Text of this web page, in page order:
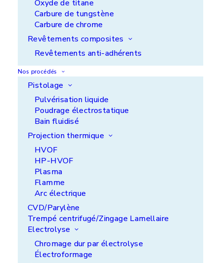
Oxyde de titane
Carbure de tungstène
Carbure de chrome
Revêtements composites
Revêtements anti-adhérents
Nos procédés
Pistolage
Pulvérisation liquide
Poudrage électrostatique
Bain fluidisé
Projection thermique
HVOF
HP-HVOF
Plasma
Flamme
Arc électrique
CVD/Parylène
Trempé centrifugé/Zingage Lamellaire
Electrolyse
Chromage dur par électrolyse
Électroformage
E-mail : contact@aps-coatings.com
Le site aps-coatings.com est
hébergé par :
HOSTINGER
HOSTINGER INTERNATIONAL LTD,
61 Lordou Vironos Street, 6023 Larnaca, CHYPRE
Joignable par le moyen suivant :
https://www.hostinger.fr/contact
Le site aps-coatings.com a été
réalisé par :
Agence web Enjin
E-mail : contact@enjin.fr
Site internet : www.enjin.fr
N° téléphone : +33 (0)1 60 37 50 00
E-mail : contact@aps-coatings.com